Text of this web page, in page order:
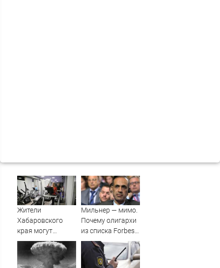
Жители
Хабаровского
края могут
оформить вычет
за расходы на
занятия спортом
Мильнер — мимо.
Почему олигархи
из списка Forbes
сдают паспорта
РФ?